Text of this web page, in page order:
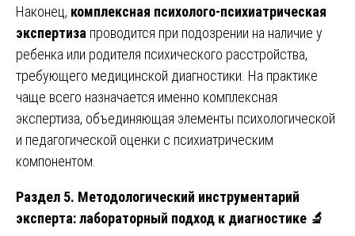
Наконец, комплексная психолого-психиатрическая
экспертиза проводится при подозрении на наличие у
ребенка или родителя психического расстройства,
требующего медицинской диагностики. На практике
чаще всего назначается именно комплексная
экспертиза, объединяющая элементы психологической
и педагогической оценки с психиатрическим
компонентом.
Раздел 5. Методологический инструментарий
эксперта: лабораторный подход к диагностике 🔬